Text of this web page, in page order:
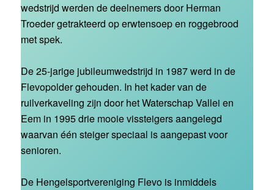
wedstrijd werden de deelnemers door Herman
Troeder getrakteerd op erwtensoep en roggebrood
met spek.
De 25-jarige jubileumwedstrijd in 1987 werd in de
Flevopolder gehouden. In het kader van de
ruilverkaveling zijn door het Waterschap Vallei en
Eem in 1995 drie mooie vissteigers aangelegd
waarvan één steiger speciaal is aangepast voor
senioren.
De Hengelsportvereniging Flevo is inmiddels